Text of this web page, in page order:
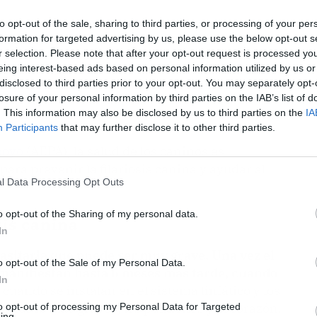
opt-out of the sale, sharing to third parties, or processing of your
for targeted advertising by us, please use the below opt-out
selection. Please note that after your opt-out request is processed
interest-based ads based on personal information utilized by us
to third parties prior to your opt-out. You may separately
of your personal information by third parties on the IAB’s list of
This information may also be disclosed by us to third parties on the
Participants that may further disclose it to other third parties.
Data Processing Opt Outs
opt-out of the Sharing of my personal data.
opt-out of the Sale of my Personal Data.
opt-out of processing my Personal Data for Targeted
prevenir la filariosis canina y ayudar al
canina
que puede ser muy grave. Una vez el
hasta 6 meses más tarde, cuando
cuando se instalan en el sistema linfático y los
más graves, los pulmones y el corazón.